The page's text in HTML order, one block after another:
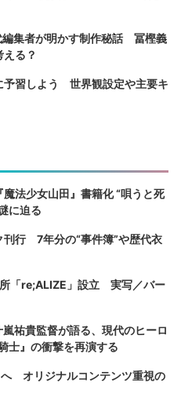
編集者が明かす制作秘話 冨樫義
る？
予習しよう 世界観設定や主要キ
法少女山田』書籍化 “唄うと死
に迫る
刊行 7年分の“事件簿”や歴代衣
「re;ALIZE」設立 実写／バー
嵐祐貴監督が語る、現代のヒーロ
士』の衝撃を再演する
オリジナルコンテンツ重視の